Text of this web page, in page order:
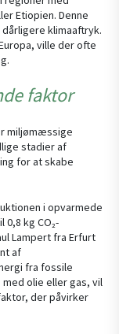
Etiopien. Denne
klimaaftryk.
ville der ofte
faktor
miljømæssige
stadier af
for at skabe
i opvarmede
kg CO₂-
Lampert fra Erfurt
af
fra fossile
olie eller gas, vil
der påvirker